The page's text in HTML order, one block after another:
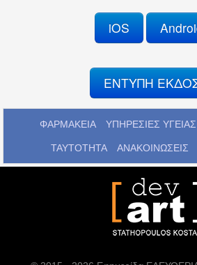
iOS
ΕΝΤΥΠΗ
ΦΑΡΜΑΚΕΙΑ ΥΠΗΡΕΣΙΕΣ ΥΓΕΙΑΣ
ΤΑΥΤΟΤΗΤΑ ΑΝΑΚΟΙΝΩΣΕΙΣ